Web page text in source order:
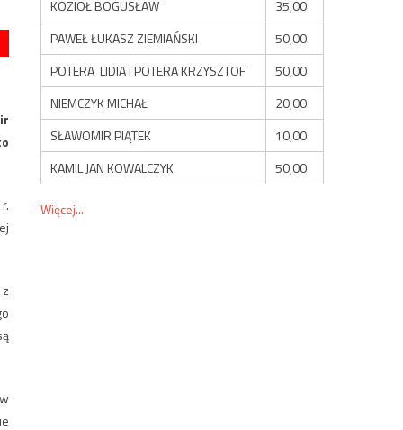
KOZIOŁ BOGUSŁAW
35,00
PAWEŁ ŁUKASZ ZIEMIAŃSKI
50,00
POTERA LIDIA i POTERA KRZYSZTOF
50,00
NIEMCZYK MICHAŁ
20,00
SŁAWOMIR PIĄTEK
10,00
KAMIL JAN KOWALCZYK
50,00
Więcej...